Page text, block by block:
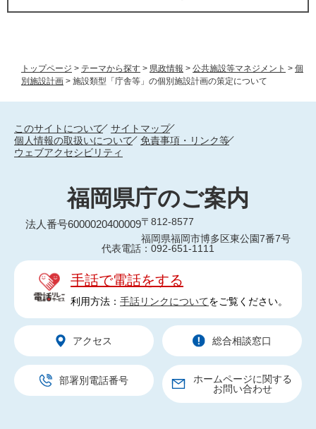
トップページ > テーマから探す > 県政情報 > 公共施設等マネジメント > 個
別施設計画 > 施設類型「庁舎等」の個別施設計画の策定について
このサイトについて
サイトマップ
個人情報の取扱いについて
免責事項・リンク等
ウェブアクセシビリティ
福岡県庁のご案内
法人番号6000020400009〒812-8577
福岡県福岡市博多区東公園7番7号
代表電話：092-651-1111
手話で電話をする
利用方法： 手話リンクについてをご覧ください。
アクセス 総合相談窓口
部署別電話番号
ホームページに関する
お問い合わせ